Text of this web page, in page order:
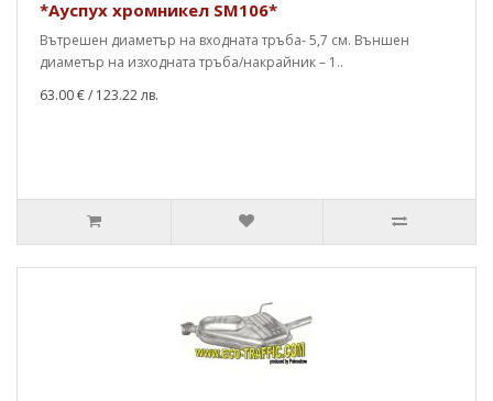
*Ауспух хромникел SM106*
Вътрешен диаметър на входната тръба- 5,7 см. Външен
диаметър на изходната тръба/накрайник – 1..
63.00 €/ 123.22 лв.